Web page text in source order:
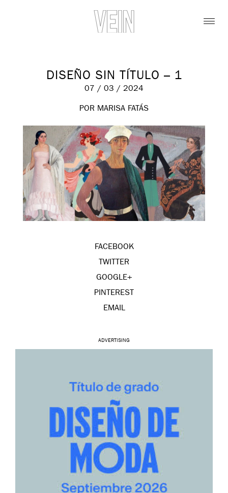
DISEÑO SIN TÍTULO – 1
07 / 03 / 2024
POR MARISA FATÁS
FACEBOOK
TWITTER
GOOGLE+
PINTEREST
EMAIL
ADVERTISING